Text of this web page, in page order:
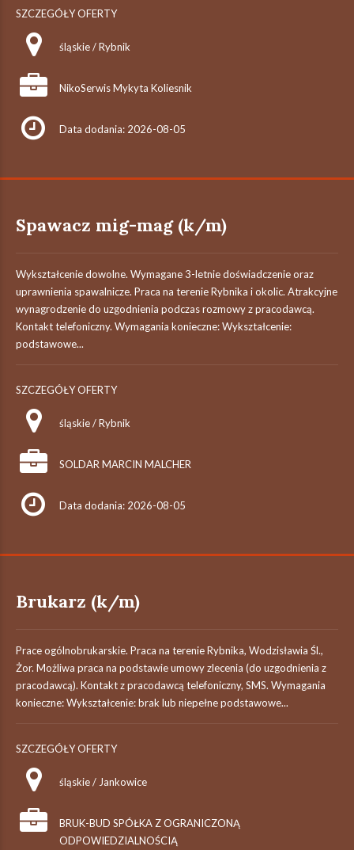
SZCZEGÓŁY OFERTY
śląskie / Rybnik
NikoSerwis Mykyta Koliesnik
Data dodania: 2026-08-05
Spawacz mig-mag (k/m)
Wykształcenie dowolne. Wymagane 3-letnie doświadczenie oraz
uprawnienia spawalnicze. Praca na terenie Rybnika i okolic. Atrakcyjne
wynagrodzenie do uzgodnienia podczas rozmowy z pracodawcą.
Kontakt telefoniczny. Wymagania konieczne: Wykształcenie:
podstawowe...
SZCZEGÓŁY OFERTY
śląskie / Rybnik
SOLDAR MARCIN MALCHER
Data dodania: 2026-08-05
Brukarz (k/m)
Prace ogólnobrukarskie. Praca na terenie Rybnika, Wodzisławia Śl.,
Żor. Możliwa praca na podstawie umowy zlecenia (do uzgodnienia z
pracodawcą). Kontakt z pracodawcą telefoniczny, SMS. Wymagania
konieczne: Wykształcenie: brak lub niepełne podstawowe...
SZCZEGÓŁY OFERTY
śląskie / Jankowice
BRUK-BUD SPÓŁKA Z OGRANICZONĄ
ODPOWIEDZIALNOŚCIĄ